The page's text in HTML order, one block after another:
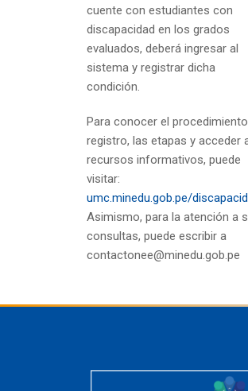
cuente con estudiantes con
discapacidad en los grados
evaluados, deberá ingresar al
sistema y registrar dicha
condición.
Para conocer el
registro, las etapas y acceder
recursos informativos, puede
visitar:
umc.minedu.gob.pe/
Asimismo, para la atención a
consultas, puede escribir a
contactonee@minedu.gob.pe